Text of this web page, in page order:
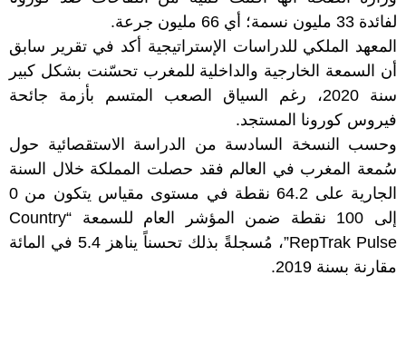
لفائدة 33 مليون نسمة؛ أي 66 مليون جرعة.
المعهد الملكي للدراسات الإستراتيجية أكد في تقرير سابق
أن السمعة الخارجية والداخلية للمغرب تحسّنت بشكل كبير
سنة 2020، رغم السياق الصعب المتسم بأزمة جائحة
فيروس كورونا المستجد.
وحسب النسخة السادسة من الدراسة الاستقصائية حول
سُمعة المغرب في العالم فقد حصلت المملكة خلال السنة
الجارية على 64.2 نقطة في مستوى مقياس يتكون من 0
إلى 100 نقطة ضمن المؤشر العام للسمعة “Country
RepTrak Pulse”، مُسجلةً بذلك تحسناً يناهز 5.4 في المائة
مقارنة بسنة 2019.